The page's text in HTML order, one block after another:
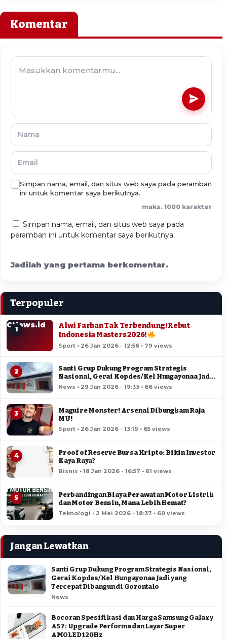
Komentar
Simpan nama, email, dan situs web saya pada peramban
ini untuk komentar saya berikutnya.
maks. 1000 karakter
Simpan nama, email, dan situs web saya pada
peramban ini untuk komentar saya berikutnya.
Jadilah yang pertama berkomentar.
Terpopuler
CNews.id
1
Alwi Farhan Tak Terbendung! Rebut
Indonesia Masters 2026!
Sport • 26 Jan 2026 - 12:56 • 79 views
2
Santi Grup Dukung Program Strategis
Nasional, Gerai Kopdes/Kel Hungayonaa Jadi
yang Tercepat Dibangun di Gorontalo
News • 29 Jan 2026 - 19:33 • 66 views
3
Maguire Monster! Arsenal Dibungkam Raja
MU!
Sport • 26 Jan 2026 - 13:19 • 65 views
4
Proof of Reserve Bursa Kripto: Bikin Investor
Kaya Raya?
Bisnis • 18 Jan 2026 - 16:57 • 61 views
5
Perbandingan Biaya Perawatan Motor Listrik
dan Motor Bensin, Mana Lebih Hemat?
Teknologi • 2 Mei 2026 - 18:37 • 60 views
Jangan Lewatkan
Santi Grup Dukung Program Strategis Nasional,
Gerai Kopdes/Kel Hungayonaa Jadi yang
Tercepat Dibangun di Gorontalo
News
Bocoran Spesifikasi dan Harga Samsung Galaxy
A57: Upgrade Performa dan Layar Super
AMOLED 120Hz